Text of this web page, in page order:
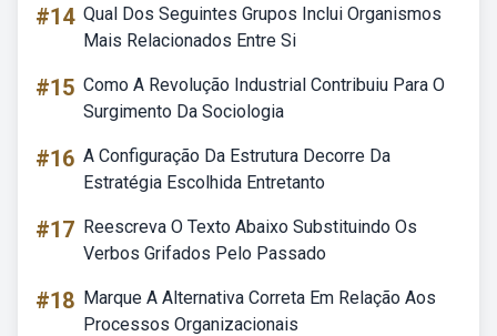
#14 Qual Dos Seguintes Grupos Inclui Organismos
Mais Relacionados Entre Si
#15 Como A Revolução Industrial Contribuiu Para O
Surgimento Da Sociologia
#16 A Configuração Da Estrutura Decorre Da
Estratégia Escolhida Entretanto
#17 Reescreva O Texto Abaixo Substituindo Os
Verbos Grifados Pelo Passado
#18 Marque A Alternativa Correta Em Relação Aos
Processos Organizacionais